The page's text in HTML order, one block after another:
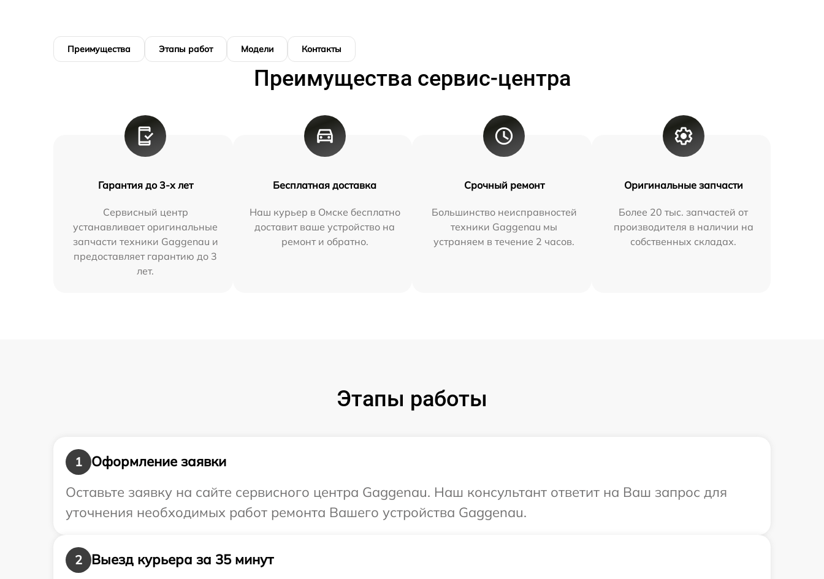
Преимущества Этапы работ Модели Контакты
Преимущества сервис-центра
Гарантия до 3-х лет
Сервисный центр
устанавливает оригинальные
запчасти техники Gaggenau и
предоставляет гарантию до 3
лет.
Бесплатная доставка
Наш курьер в Омске бесплатно
доставит ваше устройство на
ремонт и обратно.
Срочный ремонт
Большинство неисправностей
техники Gaggenau мы
устраняем в течение 2 часов.
Оригинальные запчасти
Более 20 тыс. запчастей от
производителя в наличии на
собственных складах.
Этапы работы
1
Оформление заявки
Оставьте заявку на сайте сервисного центра Gaggenau. Наш консультант ответит на Ваш запрос для
уточнения необходимых работ ремонта Вашего устройства Gaggenau.
2
Выезд курьера за 35 минут